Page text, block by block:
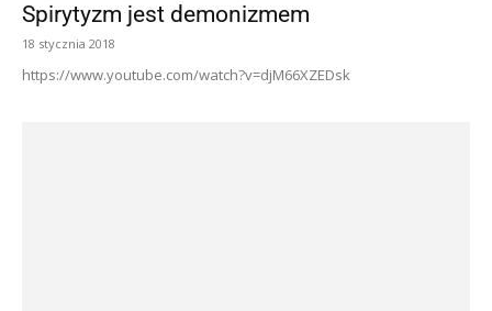
Spirytyzm jest demonizmem
18 stycznia 2018
https://www.youtube.com/watch?v=djM66XZEDsk